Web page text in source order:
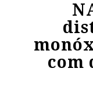
com